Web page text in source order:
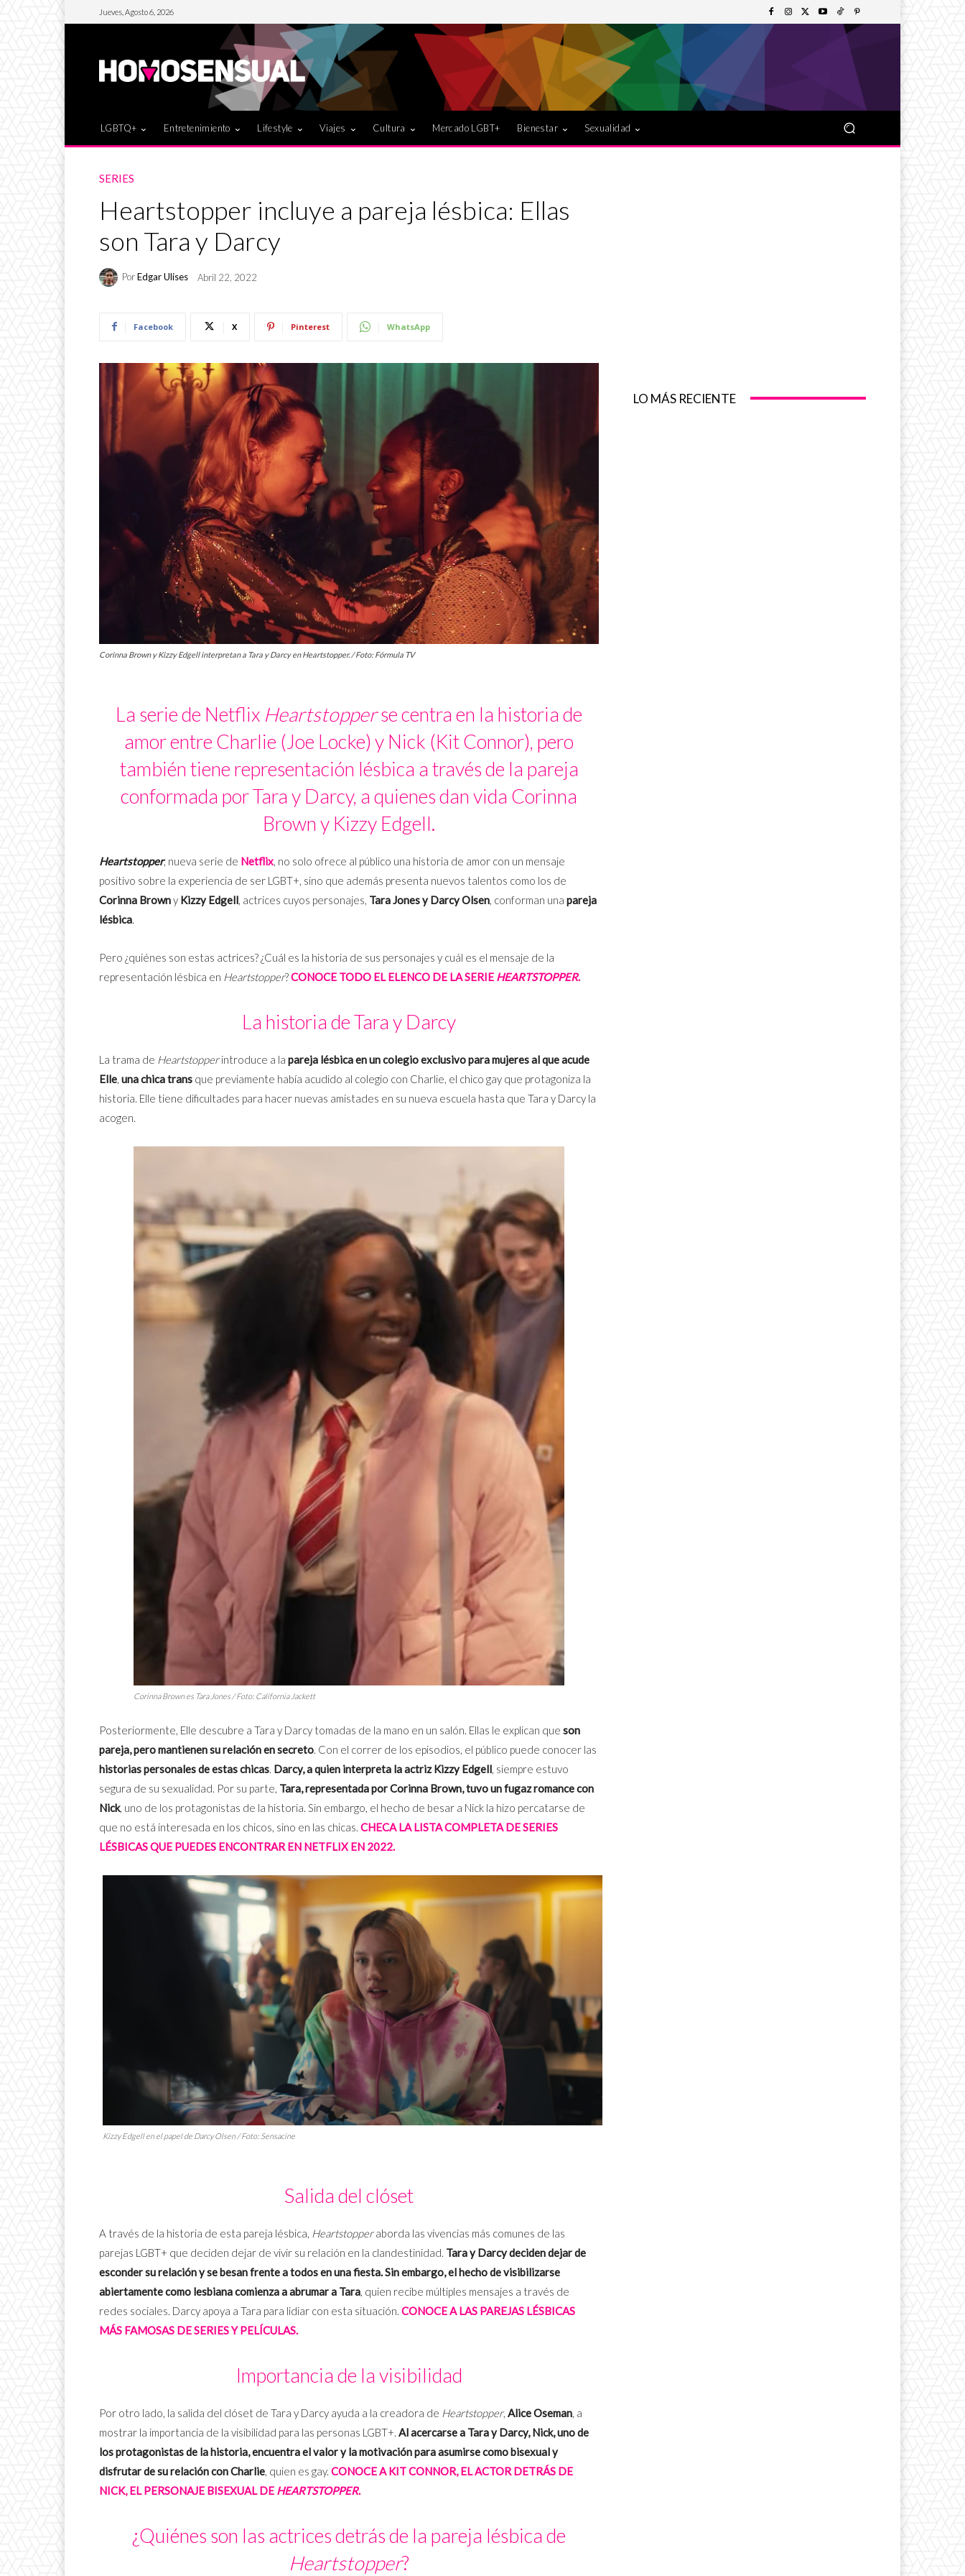
Jueves, Agosto 6, 2026
LGBTQ+ Entretenimiento Lifestyle Viajes Cultura Mercado LGBT+ Bienestar Sexualidad
SERIES
Heartstopper incluye a pareja lésbica: Ellas
son Tara y Darcy
PorEdgar Ulises Abril 22, 2022
Facebook X Pinterest WhatsApp
Corinna Brown y Kizzy Edgell interpretan a Tara y Darcy en Heartstopper. / Foto: Fórmula TV
La serie de Netflix Heartstopperse centra en la historia de
amor entre Charlie (Joe Locke) y Nick (Kit Connor), pero
también tiene representación lésbica a través de la pareja
conformada por Tara y Darcy, a quienes dan vida Corinna
Brown y Kizzy Edgell.
Heartstopper, nueva serie de Netflix, no solo ofrece al público una historia de amor con un mensaje
positivo sobre la experiencia de ser LGBT+, sino que además presenta nuevos talentos como los de
Corinna Browny Kizzy Edgell, actrices cuyos personajes, Tara Jones y Darcy Olsen, conforman una pareja
lésbica.
Pero ¿quiénes son estas actrices? ¿Cuál es la historia de sus personajes y cuál es el mensaje de la
representación lésbica en Heartstopper?CONOCE TODO EL ELENCO DE LA SERIE HEARTSTOPPER.
La historia de Tara y Darcy
La trama de Heartstopperintroduce a la pareja lésbica en un colegio exclusivo para mujeres al que acude
Elle, una chica trans que previamente había acudido al colegio con Charlie, el chico gay que protagoniza la
historia. Elle tiene dificultades para hacer nuevas amistades en su nueva escuela hasta que Tara y Darcy la
acogen.
Corinna Brown es Tara Jones / Foto: California Jackett
Posteriormente, Elle descubre a Tara y Darcy tomadas de la mano en un salón. Ellas le explican que son
pareja, pero mantienen su relación en secreto. Con el correr de los episodios, el público puede conocer las
historias personales de estas chicas. Darcy, a quien interpreta la actriz Kizzy Edgell, siempre estuvo
segura de su sexualidad. Por su parte, Tara, representada por Corinna Brown, tuvo un fugaz romance con
Nick, uno de los protagonistas de la historia. Sin embargo, el hecho de besar a Nick la hizo percatarse de
que no está interesada en los chicos, sino en las chicas. CHECA LA LISTA COMPLETA DE SERIES
LÉSBICAS QUE PUEDES ENCONTRAR EN NETFLIX EN 2022.
Kizzy Edgell en el papel de Darcy Olsen / Foto: Sensacine
Salida del clóset
A través de la historia de esta pareja lésbica, Heartstopperaborda las vivencias más comunes de las
parejas LGBT+ que deciden dejar de vivir su relación en la clandestinidad. Tara y Darcy deciden dejar de
esconder su relación y se besan frente a todos en una fiesta. Sin embargo, el hecho de visibilizarse
abiertamente como lesbiana comienza a abrumar a Tara, quien recibe múltiples mensajes a través de
redes sociales. Darcy apoya a Tara para lidiar con esta situación. CONOCE A LAS PAREJAS LÉSBICAS
MÁS FAMOSAS DE SERIES Y PELÍCULAS.
Importancia de la visibilidad
Por otro lado, la salida del clóset de Tara y Darcy ayuda a la creadora de Heartstopper, Alice Oseman, a
mostrar la importancia de la visibilidad para las personas LGBT+. Al acercarse a Tara y Darcy, Nick, uno de
los protagonistas de la historia, encuentra el valor y la motivación para asumirse como bisexual y
disfrutar de su relación con Charlie, quien es gay. CONOCE A KIT CONNOR, EL ACTOR DETRÁS DE
NICK, EL PERSONAJE BISEXUAL DE HEARTSTOPPER.
¿Quiénes son las actrices detrás de la pareja lésbica de
Heartstopper?
LO MÁS RECIENTE